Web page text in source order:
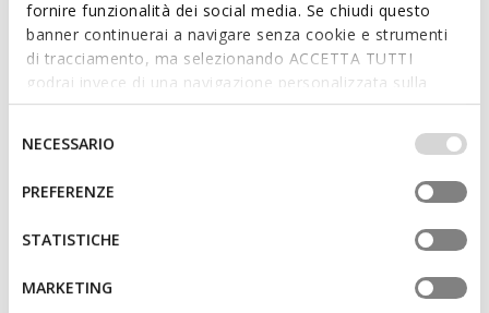
fornire funzionalità dei social media. Se chiudi questo
banner continuerai a navigare senza cookie e strumenti
di tracciamento, ma selezionando ACCETTA TUTTI
godrai invece di una navigazione personalizzata sulla
base dei tuoi gusti ed interessi. Selezionando
IMPOSTAZIONI potrai anche scegliere quali cookies ed
altri strumenti di tracciamento autorizzare. Per maggiori
informazioni o per modificare in qualsiasi momento le
tue impostazioni, visita la nostra
del
consenso
NECESSARIO
PREFERENZE
STATISTICHE
MARKETING
Eigenschaften
Verschluss mit Schnürsenkeln; Herausnehmbare
Innensohle